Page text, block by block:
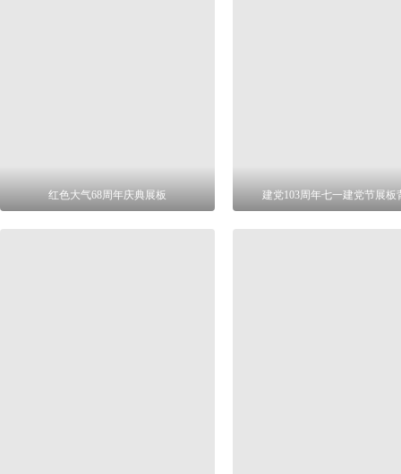
红色大气68周年庆典展板 建党103周年七一建党节展板